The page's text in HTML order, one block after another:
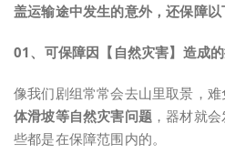
盖运输途中发生的意外，还保障以
01、 可保障因【自然灾害】造成
像我们剧组常常会去山里取景，难
体滑坡等自然灾害问题 ，器材就
些都是在保障范围内的。